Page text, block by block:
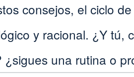
consejos, el ciclo
y racional. ¿Y tú,
¿sigues una rutina o